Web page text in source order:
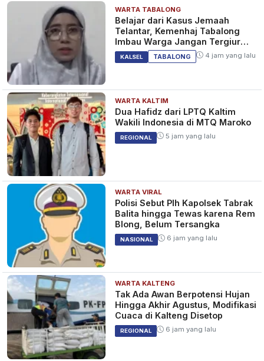
WARTA TABALONG
Belajar dari Kasus Jemaah
Telantar, Kemenhaj Tabalong
Imbau Warga Jangan Tergiur
Umrah Murah
KALSEL TABALONG 4 jam yang lalu
WARTA KALTIM
Dua Hafidz dari LPTQ Kaltim
Wakili Indonesia di MTQ Maroko
REGIONAL 5 jam yang lalu
WARTA VIRAL
Polisi Sebut Plh Kapolsek Tabrak
Balita hingga Tewas karena Rem
Blong, Belum Tersangka
NASIONAL 6 jam yang lalu
WARTA KALTENG
Tak Ada Awan Berpotensi Hujan
Hingga Akhir Agustus, Modifikasi
Cuaca di Kalteng Disetop
REGIONAL 6 jam yang lalu